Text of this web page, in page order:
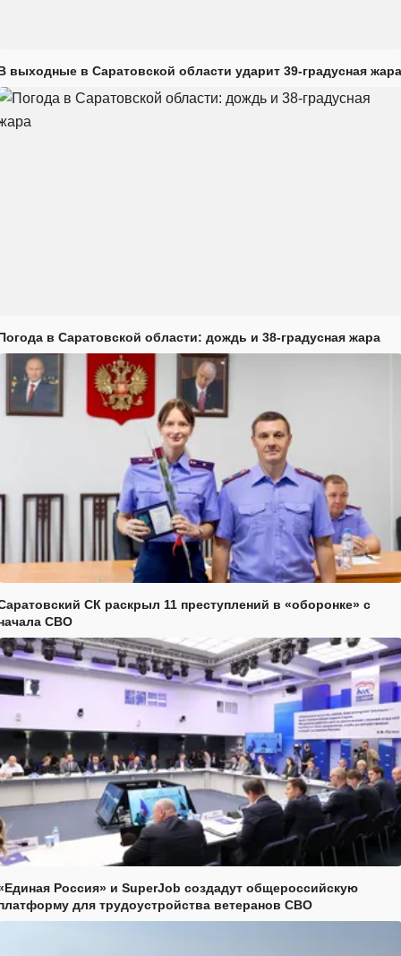
выходные в Саратовской области ударит 39-градусная жара
в Саратовской области: дождь и 38-градусная жара
СК раскрыл 11 преступлений в «оборонке» с
СВО
Россия» и SuperJob создадут общероссийскую
для трудоустройства ветеранов СВО